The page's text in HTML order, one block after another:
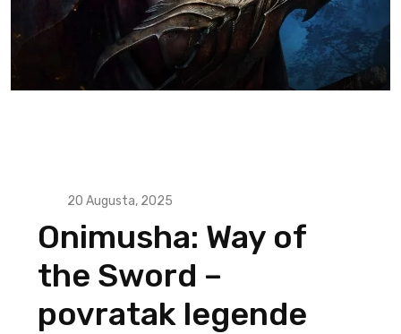
20 Augusta, 2025
Onimusha: Way of
the Sword –
povratak legende